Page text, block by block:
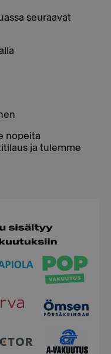
seuraavat
nopeita
ja tulemme